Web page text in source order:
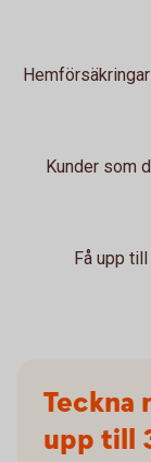
Kunder som
Få upp
Teckna
upp till